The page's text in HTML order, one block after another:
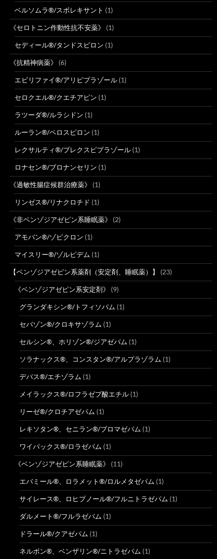
ベルソムラ®/スボレキサント (1)
《セロトニン作動性抗不安薬》 (1)
セディール®/タンドスピロン (1)
《抗精神病薬》 (6)
エビリファイ®/アリピプラゾール (1)
セロクエル®/クエチアピン (1)
ラツーダ®/ルラシドン (1)
ルーラン®/ペロスピロン (1)
レクサルティ®/ブレクスピプラゾール (1)
ロナセン®/ブロナンセリン (1)
《過敏性腸症候群治療薬》 (1)
リンゼス®/リナクロチド (1)
《非ベンゾジアゼピン系睡眠薬》 (2)
アモバン®/ゾピクロン (1)
マイスリー®/ゾルピデム (1)
【ベンゾジアゼピン系薬剤（安定剤、睡眠薬）】 (23)
《ベンゾジアゼピン系安定剤》 (9)
グランダキシン®/トフィソパム (1)
セパゾン®/クロキサゾラム (1)
セルシン®、ホリゾン®/ジアゼパム (1)
ソラナックス®、コンスタン®/アルプラゾラム (1)
デパス®/エチゾラム (1)
メイラックス®/ロフラゼプ酸エチル (1)
リーゼ®/クロチアゼパム (1)
レキソタン®、セニラン®/ブロマゼパム (1)
ワイパックス®/ロラゼパム (1)
《ベンゾジアゼピン系睡眠薬》 (11)
エバミール®、ロラメット®/ロルメタゼパム (1)
サイレース®、ロヒプノール®/フルニトラゼパム (1)
ダルメート®/フルラゼパム (1)
ドラール®/クアゼパム (1)
ネルボン®、ベンザリン®/ニトラゼパム (1)